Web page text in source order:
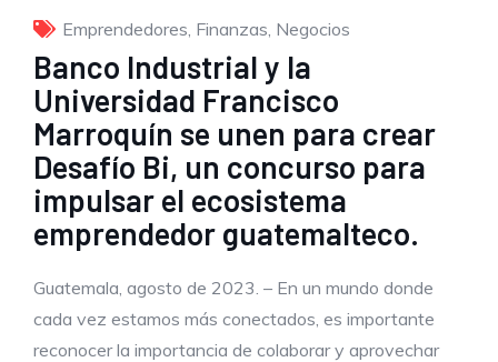
Emprendedores Finanzas Negocios
Banco Industrial y la
Universidad Francisco
Marroquín se unen para crear
Desafío Bi, un concurso para
impulsar el ecosistema
emprendedor guatemalteco.
Guatemala, agosto de 2023. – En un mundo donde
cada vez estamos más conectados, es importante
reconocer la importancia de colaborar y aprovechar